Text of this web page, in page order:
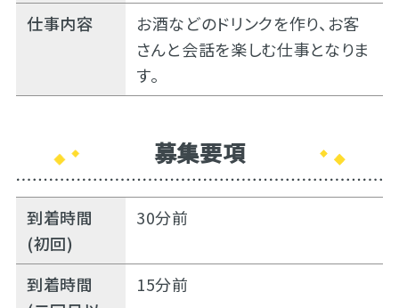
仕事内容
お酒などのドリンクを作り、お客
さんと会話を楽しむ仕事となりま
す。
募集要項
到着時間
(初回)
30分前
到着時間
15分前